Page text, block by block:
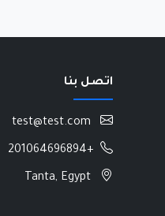
اتصل بنا
+201064696894